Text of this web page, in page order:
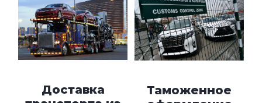
Доставка
Таможенное